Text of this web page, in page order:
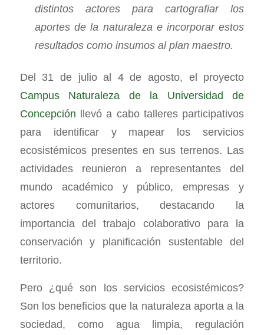
distintos actores para cartografiar los
aportes de la naturaleza e incorporar estos
resultados como insumos al plan maestro.
Del 31 de julio al 4 de agosto, el proyecto
Campus Naturaleza de la Universidad de
Concepción llevó a cabo talleres participativos
para identificar y mapear los servicios
ecosistémicos presentes en sus terrenos. Las
actividades reunieron a representantes del
mundo académico y público, empresas y
actores comunitarios, destacando la
importancia del trabajo colaborativo para la
conservación y planificación sustentable del
territorio.
Pero ¿qué son los servicios ecosistémicos?
Son los beneficios que la naturaleza aporta a la
sociedad, como agua limpia, regulación